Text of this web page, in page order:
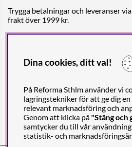
Trygga betalningar och leveranser
frakt över 1999 kr.
Dina cookies, ditt val!
På Reforma Sthlm använder vi
lagringstekniker för att ge dig
relevant marknadsföring och
Genom att klicka på "Stäng och
samtycker du till vår
statistik- och